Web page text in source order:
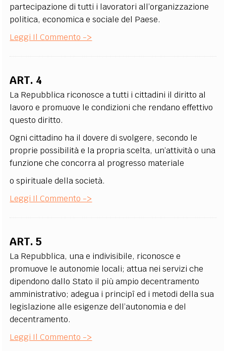
partecipazione di tutti i lavoratori all’organizzazione
politica, economica e sociale del Paese.
Leggi Il Commento ->
ART. 4
La Repubblica riconosce a tutti i cittadini il diritto al
lavoro e promuove le condizioni che rendano effettivo
questo diritto.
Ogni cittadino ha il dovere di svolgere, secondo le
proprie possibilità e la propria scelta, un’attività o una
funzione che concorra al progresso materiale
o spirituale della società.
Leggi Il Commento ->
ART. 5
La Repubblica, una e indivisibile, riconosce e
promuove le autonomie locali; attua nei servizi che
dipendono dallo Stato il più ampio decentramento
amministrativo; adegua i principî ed i metodi della sua
legislazione alle esigenze dell’autonomia e del
decentramento.
Leggi Il Commento ->